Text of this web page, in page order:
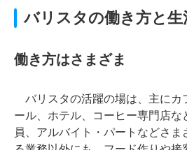
バリスタの働き方と生
働き方はさまざま
バリスタの活躍の場は、主にカ
ール、ホテル、コーヒー専門店な
員、アルバイト・パートなどさま